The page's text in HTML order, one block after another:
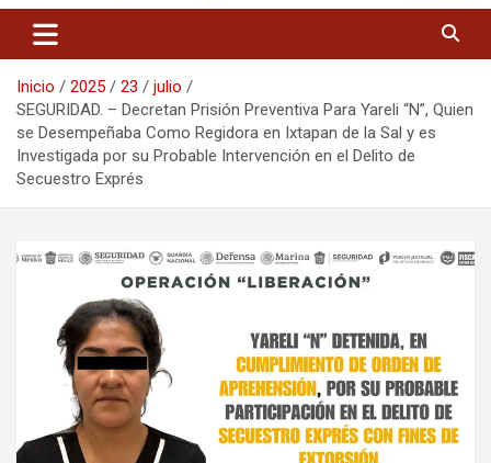
d
Inicio 2025 23
julio
SEGURIDAD. – Decretan Prisión Preventiva Para Yareli “N”, Quien
se Desempeñaba Como Regidora en Ixtapan de la Sal y es
Investigada por su Probable Intervención en el Delito de
Secuestro Exprés